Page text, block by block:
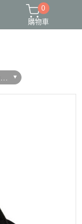
成長包巾卡片禮盒
0
購物車